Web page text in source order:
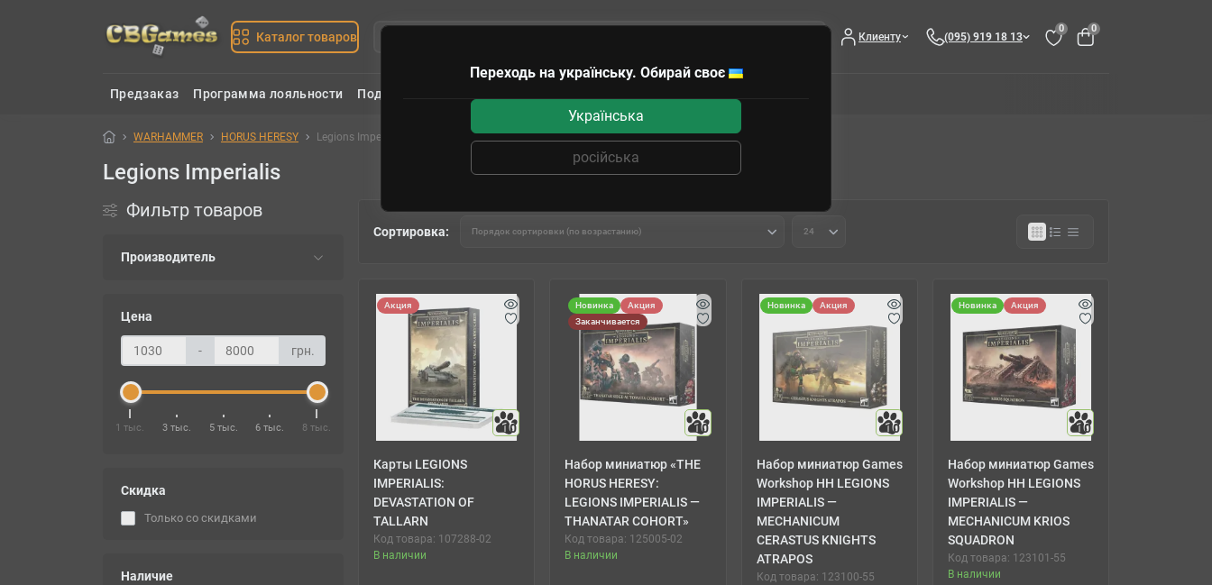
Каталог товаров Клиенту (095) 919 18 13
0 0
Предзаказ Программа лояльности Подарочные сертификаты
WARHAMMER HORUS HERESY Legions Imperialis
Legions Imperialis
Фильтр товаров
Производитель
Цена
- грн.
1 тыс. 3 тыс. 5 тыс. 6 тыс. 8 тыс.
Скидка
Только со cкидками
Наличие
Сортировка:
Акция
10
Карты LEGIONS
IMPERIALIS:
DEVASTATION OF
TALLARN
Код товара: 107288-02
В наличии
Новинка
Акция
Заканчивается
10
Набор миниатюр «THE
HORUS HERESY:
LEGIONS IMPERIALIS —
THANATAR COHORT»
Код товара: 125005-02
В наличии
Новинка Акция
10
Набор миниатюр Games
Workshop HH LEGIONS
IMPERIALIS —
MECHANICUM
CERASTUS KNIGHTS
ATRAPOS
Код товара: 123100-55
Новинка Акция
10
Набор миниатюр Games
Workshop HH LEGIONS
IMPERIALIS —
MECHANICUM KRIOS
SQUADRON
Код товара: 123101-55
В наличии
Переходь на українську. Обирай своє
Українська
російська